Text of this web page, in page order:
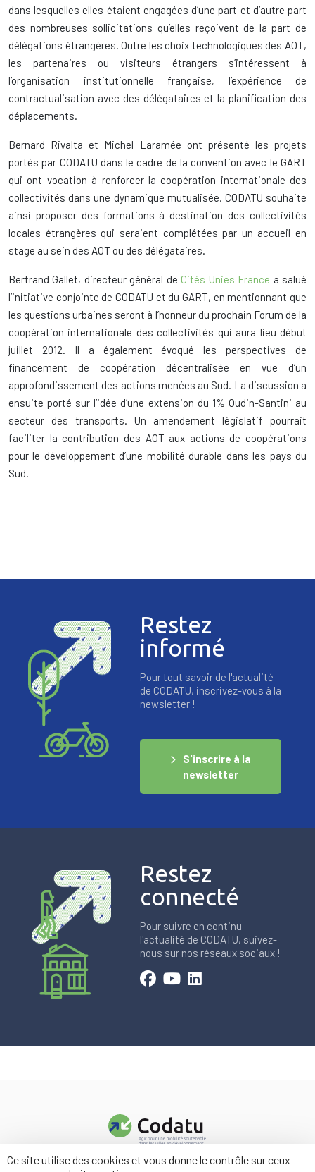
dans lesquelles elles étaient engagées d’une part et d’autre part
des nombreuses sollicitations qu’elles reçoivent de la part de
délégations étrangères. Outre les choix technologiques des AOT,
les partenaires ou visiteurs étrangers s’intéressent à
l’organisation institutionnelle française, l’expérience de
contractualisation avec des délégataires et la planification des
déplacements.
Bernard Rivalta et Michel Laramée ont présenté les projets
portés par CODATU dans le cadre de la convention avec le GART
qui ont vocation à renforcer la coopération internationale des
collectivités dans une dynamique mutualisée. CODATU souhaite
ainsi proposer des formations à destination des collectivités
locales étrangères qui seraient complétées par un accueil en
stage au sein des AOT ou des délégataires.
Bertrand Gallet, directeur général de Cités Unies France a salué
l’initiative conjointe de CODATU et du GART, en mentionnant que
les questions urbaines seront à l’honneur du prochain Forum de la
coopération internationale des collectivités qui aura lieu début
juillet 2012. Il a également évoqué les perspectives de
financement de coopération décentralisée en vue d’un
approfondissement des actions menées au Sud. La discussion a
ensuite porté sur l’idée d’une extension du 1% Oudin-Santini au
secteur des transports. Un amendement législatif pourrait
faciliter la contribution des AOT aux actions de coopérations
pour le développement d’une mobilité durable dans les pays du
Sud.
Restez
informé
Pour tout savoir de l'actualité
de CODATU, inscrivez-vous à la
newsletter !
S'inscrire à la
newsletter
Restez
connecté
Pour suivre en continu
l'actualité de CODATU, suivez-
nous sur nos réseaux sociaux !
Ce site utilise des cookies et vous donne le contrôle sur ceux